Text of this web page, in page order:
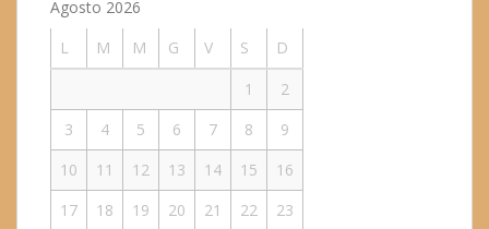
Agosto 2026
L
M M G V S
D
1
2
3
4 5 6 7 8
9
10
11 12 13 14 15
16
17
18 19 20 21 22
23